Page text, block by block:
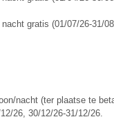
gratis (01/07/26-31/
nacht (ter plaatse te
26, 30/12/26-31/12/26.